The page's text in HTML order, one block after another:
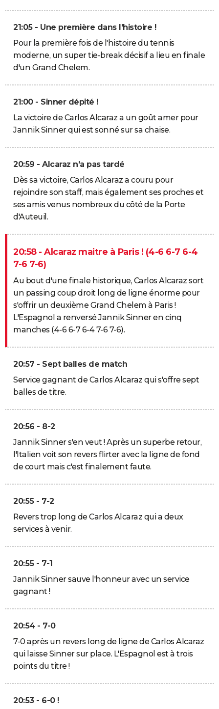
21:05 - Une première dans l'histoire !
Pour la première fois de l'histoire du tennis
moderne, un super tie-break décisif a lieu en finale
d'un Grand Chelem.
21:00 - Sinner dépité !
La victoire de Carlos Alcaraz a un goût amer pour
Jannik Sinner qui est sonné sur sa chaise.
20:59 - Alcaraz n'a pas tardé
Dès sa victoire, Carlos Alcaraz a couru pour
rejoindre son staff, mais également ses proches et
ses amis venus nombreux du côté de la Porte
d'Auteuil.
20:58 - Alcaraz maitre à Paris ! (4-6 6-7 6-4
7-6 7-6)
Au bout d'une finale historique, Carlos Alcaraz sort
un passing coup droit long de ligne énorme pour
s'offrir un deuxième Grand Chelem à Paris !
L'Espagnol a renversé Jannik Sinner en cinq
manches (4-6 6-7 6-4 7-6 7-6).
20:57 - Sept balles de match
Service gagnant de Carlos Alcaraz qui s'offre sept
balles de titre.
20:56 - 8-2
Jannik Sinner s'en veut ! Après un superbe retour,
l'Italien voit son revers flirter avec la ligne de fond
de court mais c'est finalement faute.
20:55 - 7-2
Revers trop long de Carlos Alcaraz qui a deux
services à venir.
20:55 - 7-1
Jannik Sinner sauve l'honneur avec un service
gagnant !
20:54 - 7-0
7-0 après un revers long de ligne de Carlos Alcaraz
qui laisse Sinner sur place. L'Espagnol est à trois
points du titre !
20:53 - 6-0 !